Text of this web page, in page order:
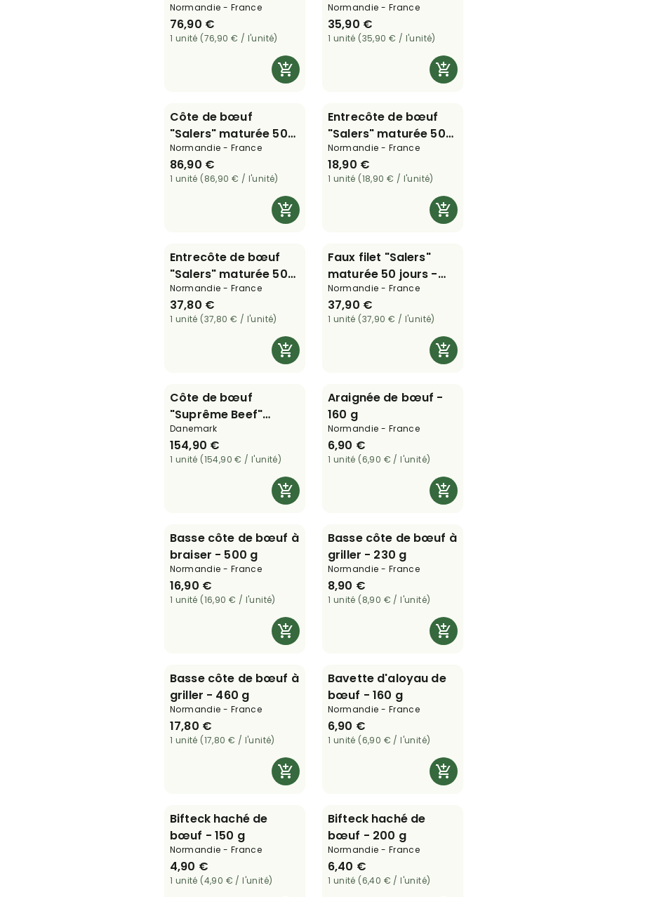
35 jours - 1,2 kg
Normandie - France
76,90 €
1 unité (76,90 € / l'unité)
35 jours - 600 g
Normandie - France
35,90 €
1 unité (35,90 € / l'unité)
Côte de bœuf
"Salers" maturée 50
jours - 1,2 kg
Normandie - France
86,90 €
1 unité (86,90 € / l'unité)
Entrecôte de bœuf
"Salers" maturée 50
jours - 300 g
Normandie - France
18,90 €
1 unité (18,90 € / l'unité)
Entrecôte de bœuf
"Salers" maturée 50
Jours - 600 g
Normandie - France
37,80 €
1 unité (37,80 € / l'unité)
Faux filet "Salers"
maturée 50 jours -
600 g
Normandie - France
37,90 €
1 unité (37,90 € / l'unité)
Côte de bœuf
"Suprême Beef"
maturée 80 jours - 1,2
kg
Danemark
154,90 €
1 unité (154,90 € / l'unité)
Araignée de bœuf -
160 g
Normandie - France
6,90 €
1 unité (6,90 € / l'unité)
Basse côte de bœuf à
braiser - 500 g
Normandie - France
16,90 €
1 unité (16,90 € / l'unité)
Basse côte de bœuf à
griller - 230 g
Normandie - France
8,90 €
1 unité (8,90 € / l'unité)
Basse côte de bœuf à
griller - 460 g
Normandie - France
17,80 €
1 unité (17,80 € / l'unité)
Bavette d'aloyau de
bœuf - 160 g
Normandie - France
6,90 €
1 unité (6,90 € / l'unité)
Bifteck haché de
bœuf - 150 g
Normandie - France
4,90 €
1 unité (4,90 € / l'unité)
Bifteck haché de
bœuf - 200 g
Normandie - France
6,40 €
1 unité (6,40 € / l'unité)